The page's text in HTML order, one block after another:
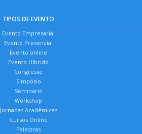
TIPOS DE EVENTO
Evento Empresarial
Evento Presencial
Evento online
Evento Híbrido
Congresso
Simpósio
Seminário
Workshop
Jornadas Acadêmicas
Cursos Online
Palestras